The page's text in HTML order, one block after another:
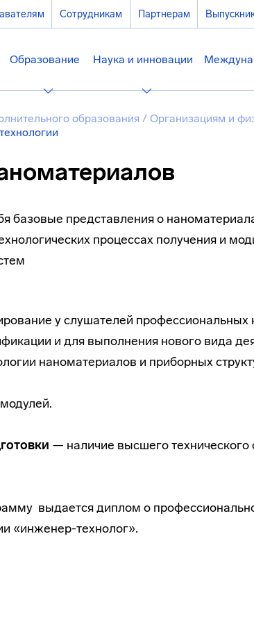
Сотрудникам Партнерам
Образование Наука и инновации
образования / Организациям и
базовые представления о
процессах получения и
у слушателей профессиональных
и для выполнения нового вида
наноматериалов и приборных
— наличие высшего технического
выдается диплом о
«инженер-технолог».